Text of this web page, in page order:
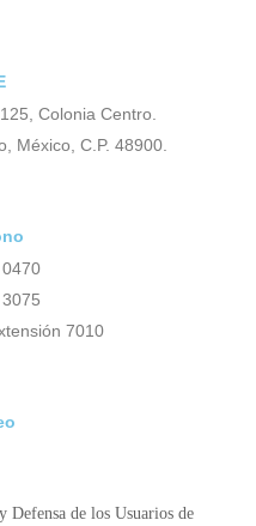
Colonia Centro.
México, C.P. 48900.
7010
Defensa de los Usuarios de